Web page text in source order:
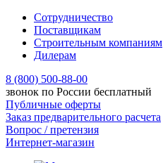
Сотрудничество
Поставщикам
Строительным компаниям
Дилерам
8 (800) 500-88-00
звонок по России бесплатный
Публичные оферты
Заказ предварительного расчета
Вопрос / претензия
Интернет-магазин